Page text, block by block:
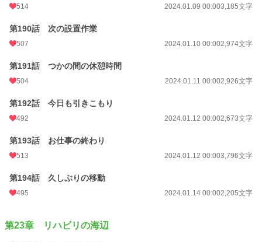
514 2024.01.09 00:003,185文字
第190話 次の設置作業
507 2024.01.10 00:002,974文字
第191話 つかの間の休憩時間
504 2024.01.11 00:002,926文字
第192話 今日も引きこもり
492 2024.01.12 00:002,673文字
第193話 お仕事の終わり
513 2024.01.12 00:003,796文字
第194話 久しぶりの移動
495 2024.01.14 00:002,205文字
第23章 リハビリの海辺